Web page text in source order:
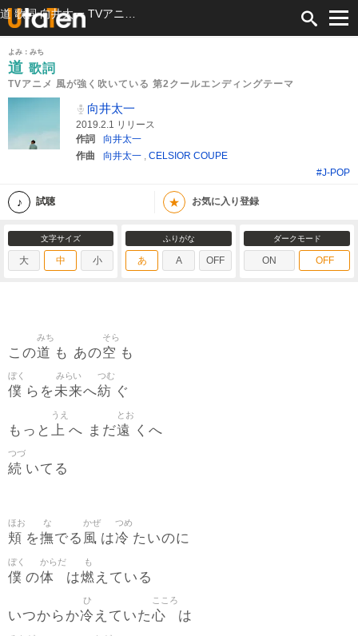
よみ：みち
道 歌詞
TVアニメ 風が強く吹いている 第2クールエンディングテーマ
向井太一
2019.2.1 リリース
作詞
向井太一
作曲
向井太一 , CELSIOR COUPE
#J-POP
試聴 ★ お気に入り登録
文字サイズ
大 中 小
ふりがな
あ A OFF
ダークモード
ON OFF
この道
みち
も あの空
そら
も
僕
ぼく
らを未来
みらい
へ紡
つむ
ぐ
もっと 上
うえ
へ まだ遠
とお
くへ
続
つづ
いてる
頬
ほお
を撫
な
でる 風
かぜ
は冷
つめ
たいのに
僕
ぼく
の体
からだ
は燃
も
えている
いつからか冷
ひ
えていた心
こころ
は